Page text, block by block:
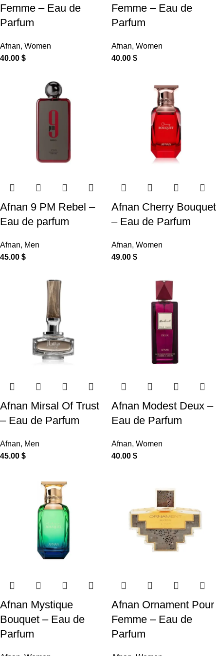
Femme – Eau de
Parfum
Afnan, Women
40.00 $
Femme – Eau de
Parfum
Afnan, Women
40.00 $
Afnan 9 PM Rebel –
Eau de parfum
Afnan, Men
45.00 $
Afnan Cherry Bouquet
– Eau de Parfum
Afnan, Women
49.00 $
Afnan Mirsal Of Trust
– Eau de Parfum
Afnan, Men
45.00 $
Afnan Modest Deux –
Eau de Parfum
Afnan, Women
40.00 $
Afnan Mystique
Bouquet – Eau de
Parfum
Afnan Ornament Pour
Femme – Eau de
Parfum